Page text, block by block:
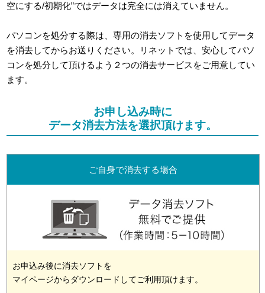
空にする/初期化”ではデータは完全には消えていません。
パソコンを処分する際は、専用の消去ソフトを使用してデータ
を消去してからお送りください。リネットでは、安心してパソ
コンを処分して頂けるよう２つの消去サービスをご用意してい
ます。
お申し込み時に
データ消去方法を選択頂けます。
ご自身で消去する場合
お申込み後に消去ソフトを
マイページからダウンロードしてご利用頂けます。